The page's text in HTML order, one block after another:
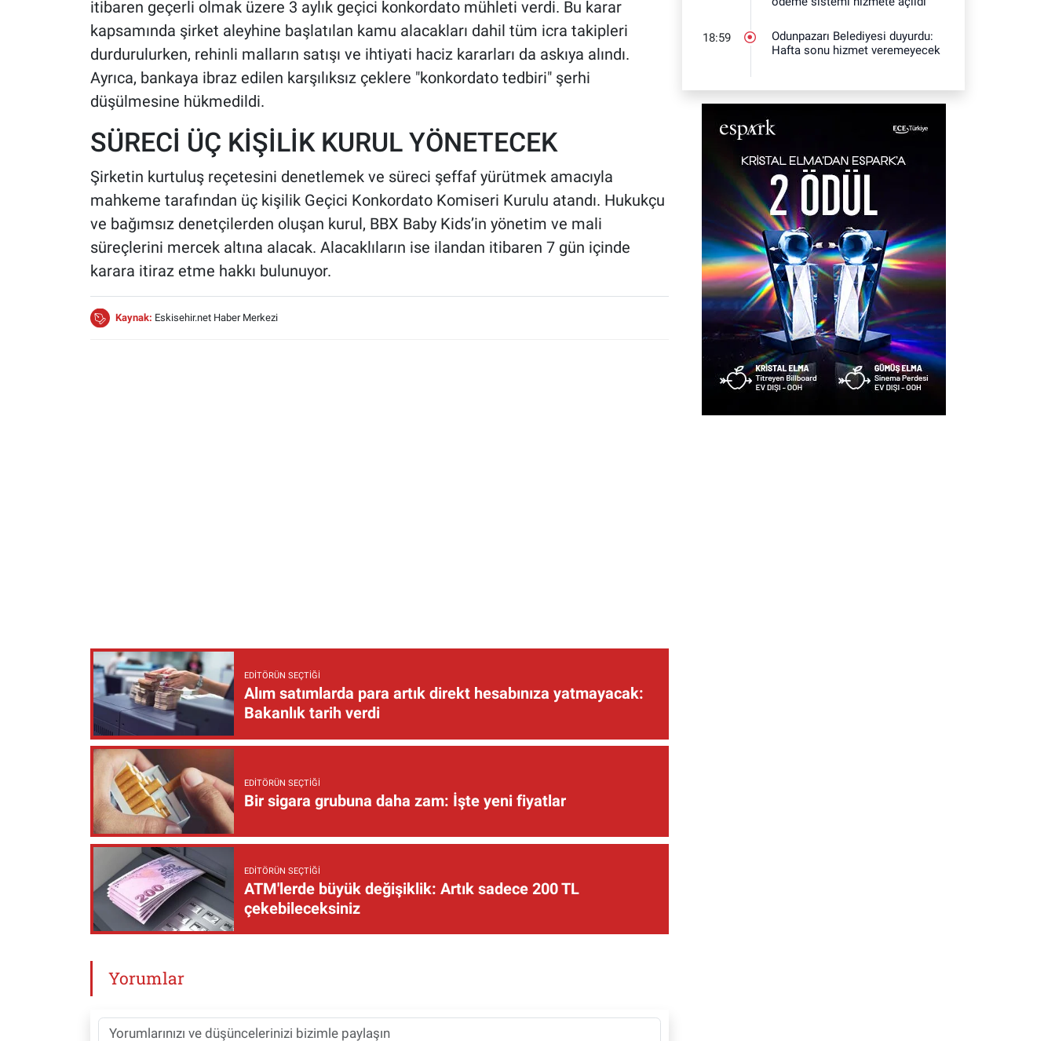
itibaren geçerli olmak üzere 3 aylık geçici konkordato mühleti verdi. Bu karar
kapsamında şirket aleyhine başlatılan kamu alacakları dahil tüm icra takipleri
durdurulurken, rehinli malların satışı ve ihtiyati haciz kararları da askıya alındı.
Ayrıca, bankaya ibraz edilen karşılıksız çeklere "konkordato tedbiri" şerhi
düşülmesine hükmedildi.
SÜRECİ ÜÇ KİŞİLİK KURUL YÖNETECEK
Şirketin kurtuluş reçetesini denetlemek ve süreci şeffaf yürütmek amacıyla
mahkeme tarafından üç kişilik Geçici Konkordato Komiseri Kurulu atandı. Hukukçu
ve bağımsız denetçilerden oluşan kurul, BBX Baby Kids’in yönetim ve mali
süreçlerini mercek altına alacak. Alacaklıların ise ilandan itibaren 7 gün içinde
karara itiraz etme hakkı bulunuyor.
Kaynak: Eskisehir.net Haber Merkezi
EDITÖRÜN SEÇTIĞI
Alım satımlarda para artık direkt hesabınıza yatmayacak:
Bakanlık tarih verdi
EDITÖRÜN SEÇTIĞI
Bir sigara grubuna daha zam: İşte yeni fiyatlar
EDITÖRÜN SEÇTIĞI
ATM'lerde büyük değişiklik: Artık sadece 200 TL
çekebileceksiniz
Yorumlar
18:59
Odunpazarı Belediyesi duyurdu:
Hafta sonu hizmet veremeyecek